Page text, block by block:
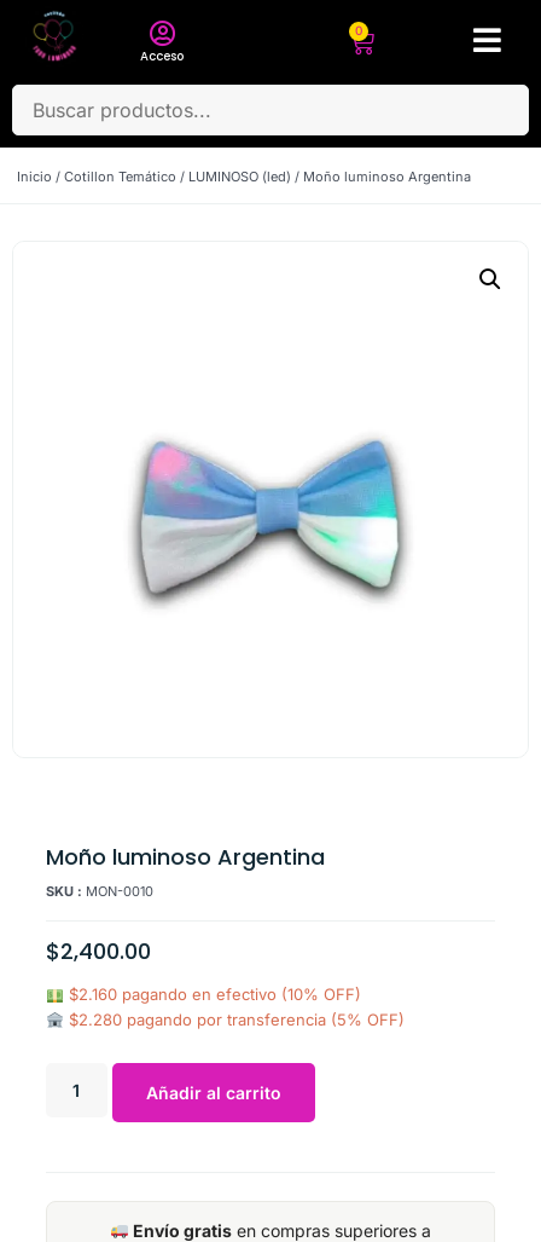
Acceso
0
Inicio / Cotillon Temático / LUMINOSO (led) / Moño luminoso Argentina
Moño luminoso Argentina
SKU : MON-0010
$2,400.00
$2.160 pagando en efectivo (10% OFF)
$2.280 pagando por transferencia (5% OFF)
Añadir al carrito
Envío gratis en compras superiores a